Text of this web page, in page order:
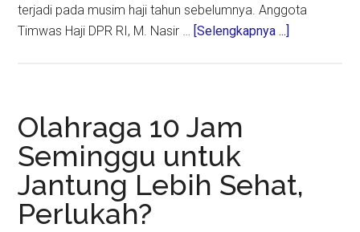
terjadi pada musim haji tahun sebelumnya. Anggota
Timwas Haji DPR RI, M. Nasir … [Selengkapnya ...]
Lemahnya
Mitigasi
Olahraga 10 Jam
Seminggu untuk
Jantung Lebih Sehat,
Perlukah?